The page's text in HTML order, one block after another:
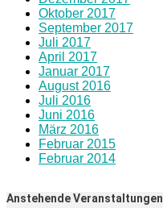
Oktober 2017
September 2017
Juli 2017
April 2017
Januar 2017
August 2016
Juli 2016
Juni 2016
März 2016
Februar 2015
Februar 2014
Anstehende Veranstaltungen